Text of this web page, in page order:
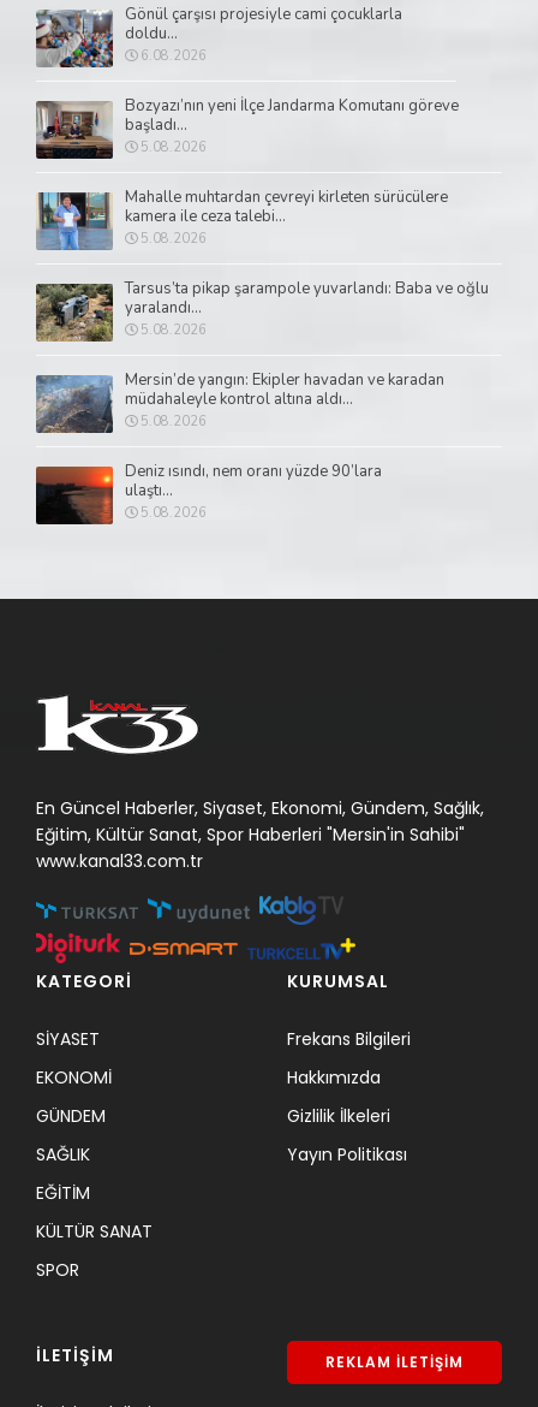
Gönül çarşısı projesiyle cami çocuklarla
doldu...
6.08.2026
Bozyazı’nın yeni İlçe Jandarma Komutanı göreve
başladı...
5.08.2026
Mahalle muhtardan çevreyi kirleten sürücülere
kamera ile ceza talebi...
5.08.2026
Tarsus’ta pikap şarampole yuvarlandı: Baba ve oğlu
yaralandı...
5.08.2026
Mersin’de yangın: Ekipler havadan ve karadan
müdahaleyle kontrol altına aldı...
5.08.2026
Deniz ısındı, nem oranı yüzde 90’lara
ulaştı...
5.08.2026
En Güncel Haberler, Siyaset, Ekonomi, Gündem, Sağlık,
Eğitim, Kültür Sanat, Spor Haberleri "Mersin'in Sahibi"
www.kanal33.com.tr
KATEGORİ
SİYASET
EKONOMİ
GÜNDEM
SAĞLIK
EĞİTİM
KÜLTÜR SANAT
SPOR
KURUMSAL
Frekans Bilgileri
Hakkımızda
Gizlilik İlkeleri
Yayın Politikası
İLETİŞİM REKLAM İLETİŞİM